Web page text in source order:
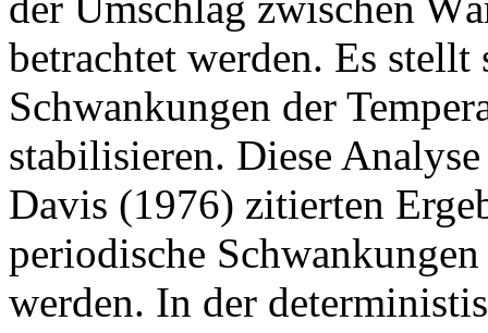
betrachtet werden. Es stellt
Schwankungen der
stabilisieren. Diese
Davis (1976) zitierten
periodische
werden. In der